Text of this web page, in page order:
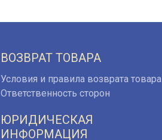
ВОЗВРАТ ТОВАРА
Условия и правила возврата товара
Ответственность сторон
ЮРИДИЧЕСКАЯ
ИНФОРМАЦИЯ